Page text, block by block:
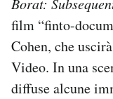
AREA
Area Personale
Newsletter
Borat:
film “finto-
Cohen, che
Video. In una
diffuse alcune